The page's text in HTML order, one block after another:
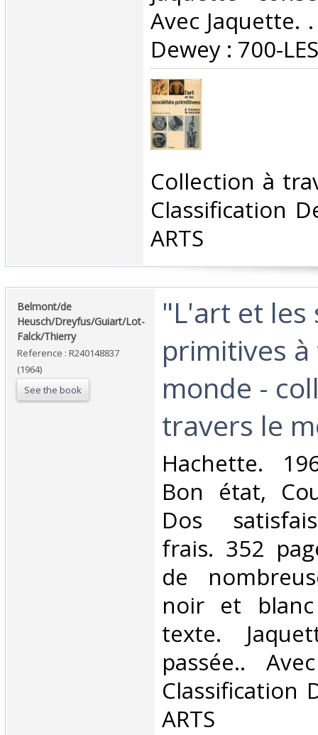
Avec Jaquette.
Dewey : 700-
‎Collection à
Classification
ARTS‎
‎Belmont/de
Heusch/Dreyfus/Guiart/Lot-
Falck/Thierry‎
Reference : R240148837
(1964)
See the book
‎"L'art et les
primitives
monde -
travers le
‎Hachette.
Bon état,
Dos
frais. 352
de
noir et
texte.
passée..
Classification
ARTS‎